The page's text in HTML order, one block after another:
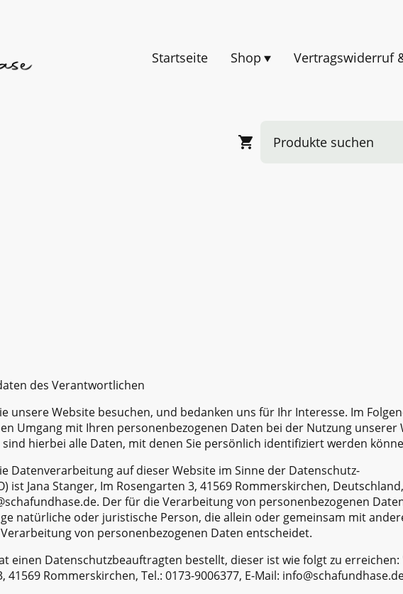
Startseite Shop
des Verantwortlichen
unsere Website besuchen, und bedanken uns für Ihr Interesse. Im
Umgang mit Ihren personenbezogenen Daten bei der Nutzung unserer
hierbei alle Daten, mit denen Sie persönlich identifiziert werden
Datenverarbeitung auf dieser Website im Sinne der Datenschutz-
ist Jana Stanger, Im Rosengarten 3, 41569 Rommerskirchen,
Der für die Verarbeitung von personenbezogenen
natürliche oder juristische Person, die allein oder gemeinsam mit
von personenbezogenen Daten entscheidet.
einen Datenschutzbeauftragten bestellt, dieser ist wie folgt zu erreichen:
41569 Rommerskirchen, Tel.: 0173-9006377, E-Mail: